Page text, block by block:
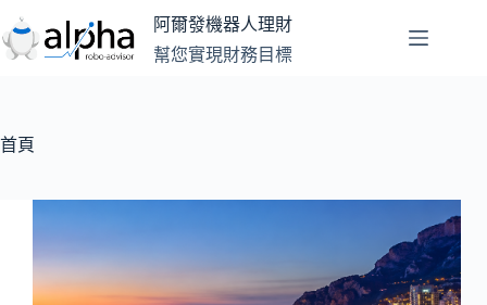
至
主
容
阿爾發機器人理財
幫您實現財務目標
首頁